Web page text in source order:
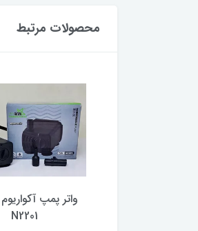
محصولات مرتبط
واتر پمپ
N2201